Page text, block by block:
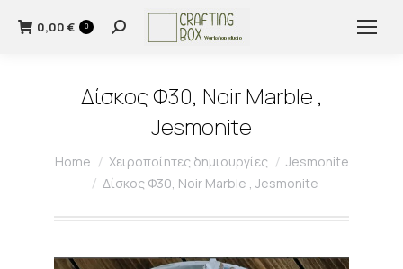
0,00 € 0 Search:
Δίσκος Φ30, Noir Marble ,
Jesmonite
You are here:
Home Χειροποίητες δημιουργίες
Jesmonite
Δίσκος Φ30, Noir Marble , Jesmonite